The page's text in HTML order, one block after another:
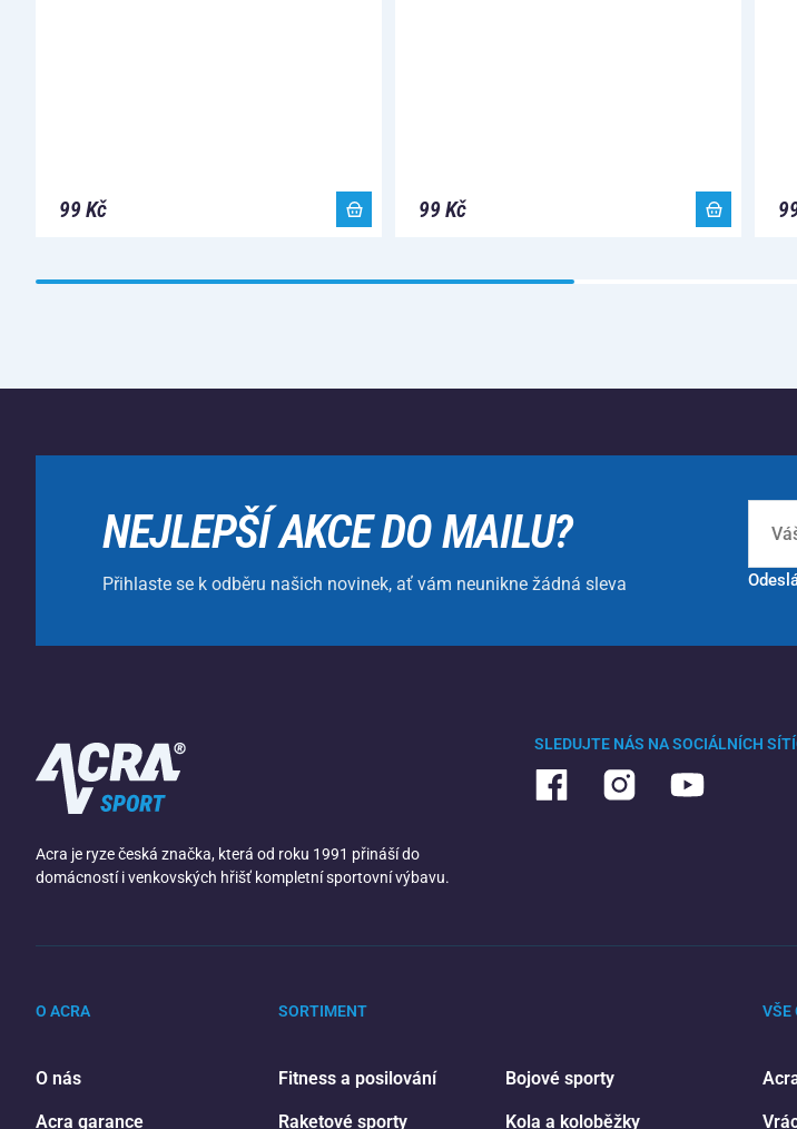
99 Kč 99 Kč
NEJLEPŠÍ AKCE DO MAILU?
Přihlaste se k odběru našich novinek, ať vám neunikne žádná sleva
Acra je ryze česká značka, která od roku 1991 přináší do
domácností i venkovských hřišť kompletní sportovní výbavu.
SLEDUJTE NÁS NA SOCIÁLNÍCH
O ACRA
O nás
Acra garance
SORTIMENT
Fitness a posilování
Raketové sporty
Bojové sporty
Kola a koloběžky
VŠE